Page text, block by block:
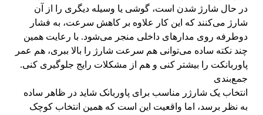
در حال شارژ شدن است، گوشی یا وسیله دیگری را از آن
شارژ می‌کنند که این کار علاوه بر کاهش سرعت، به فشار
دوطرفه روی مدارهای داخلی منجر می‌شود. با رعایت همین
چند نکته ساده می‌توانی هم سرعت شارژ را بالا ببری، هم عمر
پاوربانکت را بیشتر کنی و هم از مشکلات رایج جلوگیری کنی.
جمع‌بندی
انتخاب یک شارژر مناسب برای پاوربانک شاید در ظاهر ساده
به نظر برسد، اما واقعیت این است که همین انتخاب کوچک